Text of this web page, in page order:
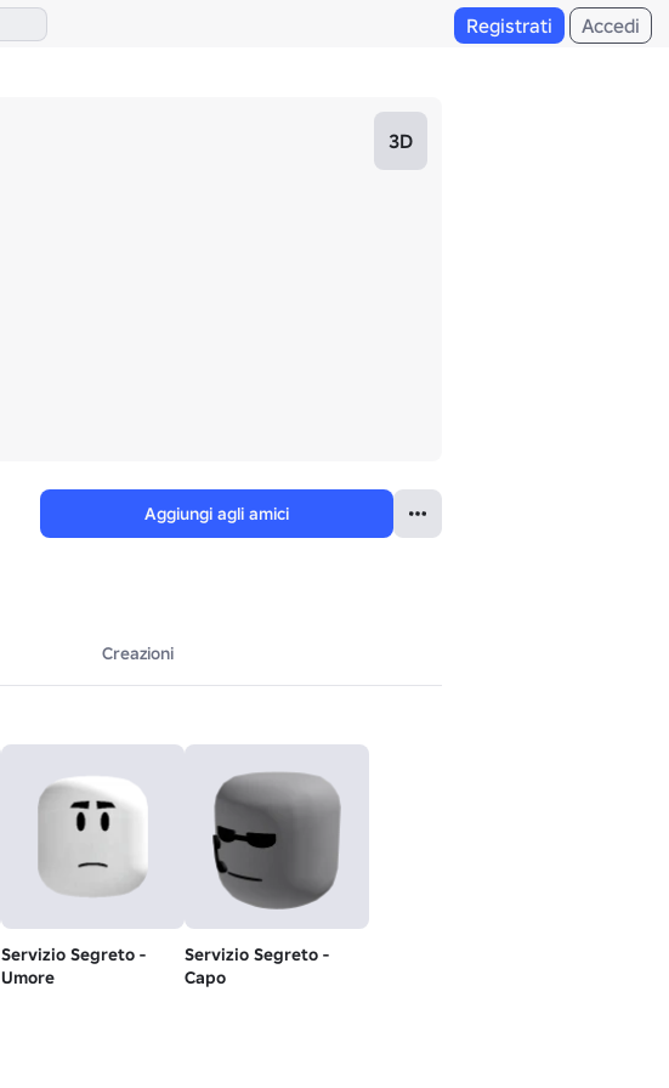
Registrati Accedi
3D
Aggiungi agli amici
Creazioni
Servizio Segreto -
Umore
Servizio Segreto -
Capo